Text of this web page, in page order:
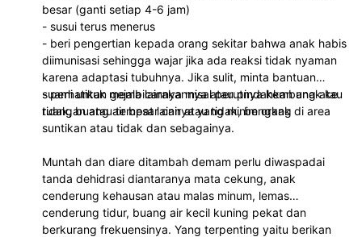
besar (ganti setiap 4-6 jam)
- susui terus menerus
- beri pengertian kepada orang sekitar bahwa anak habis
diimunisasi sehingga wajar jika ada reaksi tidak nyaman
karena adaptasi tubuhnya. Jika sulit, minta bantuan
suami untuk membicarakannya atau pindahkan anak ke
ruangan atau tempat lainnya yang minim orang
- perhatikan gejala lainnya misal perutnya kembung atau
tidak, buang air besar cair atau tidak, bengkak di area
suntikan atau tidak dan sebagainya.
Muntah dan diare ditambah demam perlu diwaspadai
tanda dehidrasi diantaranya mata cekung, anak
cenderung kehausan atau malas minum, lemas
cenderung tidur, buang air kecil kuning pekat dan
berkurang frekuensinya. Yang terpenting yaitu berikan